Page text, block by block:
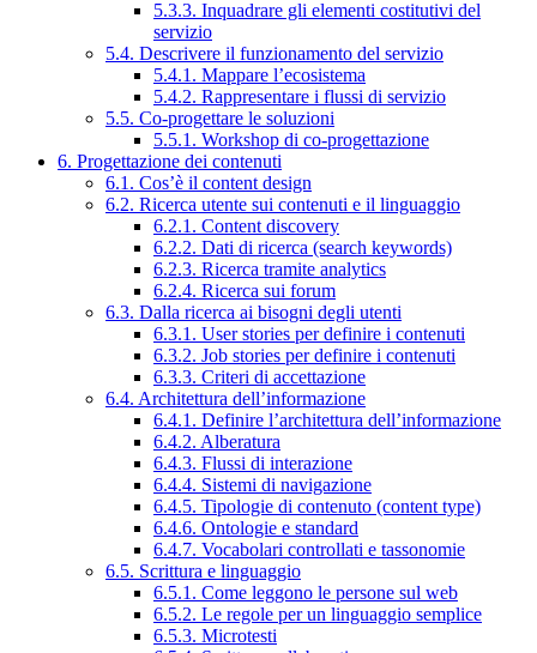
5.3.3. Inquadrare gli elementi costitutivi del
servizio
5.4. Descrivere il funzionamento del servizio
5.4.1. Mappare l’ecosistema
5.4.2. Rappresentare i flussi di servizio
5.5. Co-progettare le soluzioni
5.5.1. Workshop di co-progettazione
6. Progettazione dei contenuti
6.1. Cos’è il content design
6.2. Ricerca utente sui contenuti e il linguaggio
6.2.1. Content discovery
6.2.2. Dati di ricerca (search keywords)
6.2.3. Ricerca tramite analytics
6.2.4. Ricerca sui forum
6.3. Dalla ricerca ai bisogni degli utenti
6.3.1. User stories per definire i contenuti
6.3.2. Job stories per definire i contenuti
6.3.3. Criteri di accettazione
6.4. Architettura dell’informazione
6.4.1. Definire l’architettura dell’informazione
6.4.2. Alberatura
6.4.3. Flussi di interazione
6.4.4. Sistemi di navigazione
6.4.5. Tipologie di contenuto (content type)
6.4.6. Ontologie e standard
6.4.7. Vocabolari controllati e tassonomie
6.5. Scrittura e linguaggio
6.5.1. Come leggono le persone sul web
6.5.2. Le regole per un linguaggio semplice
6.5.3. Microtesti